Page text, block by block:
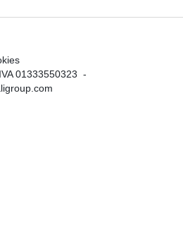
01333550323 -